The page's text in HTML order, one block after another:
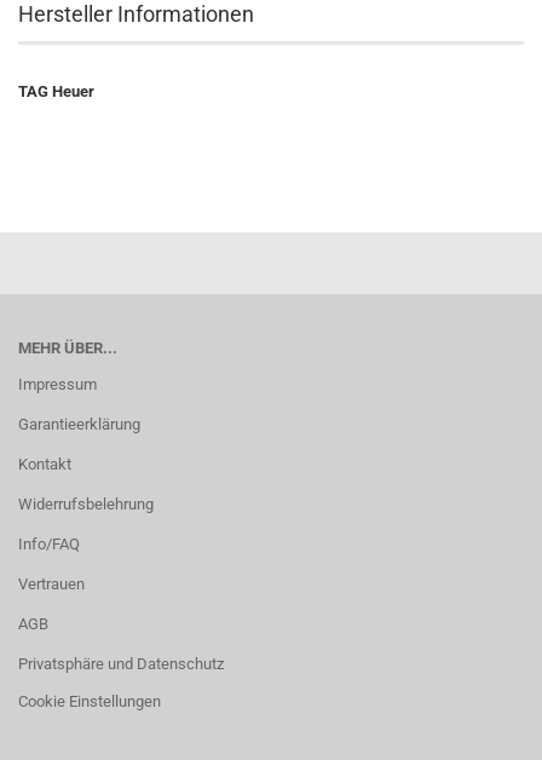
Hersteller Informationen
TAG Heuer
MEHR ÜBER...
Impressum
Garantieerklärung
Kontakt
Widerrufsbelehrung
Info/FAQ
Vertrauen
AGB
Privatsphäre und Datenschutz
Cookie Einstellungen